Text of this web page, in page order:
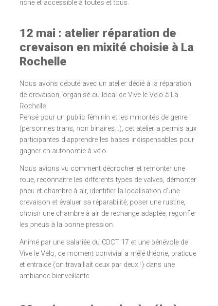
riche et accessible à toutes et tous.
12 mai : atelier réparation de
crevaison en mixité choisie à La
Rochelle
Nous avons débuté avec un atelier dédié à la réparation
de crevaison, organisé au local de Vive le Vélo à La
Rochelle.
Pensé pour un public féminin et les minorités de genre
(personnes trans, non binaires…), cet atelier a permis aux
participantes d’apprendre les bases indispensables pour
gagner en autonomie à vélo.
Nous avions vu comment décrocher et remonter une
roue, reconnaître les différents types de valves, démonter
pneu et chambre à air, identifier la localisation d’une
crevaison et évaluer sa réparabilité, poser une rustine,
choisir une chambre à air de rechange adaptée, regonfler
les pneus à la bonne pression.
Animé par une salariée du CDCT 17 et une bénévole de
Vive le Vélo, ce moment convivial a mêlé théorie, pratique
et entraide (on travaillait deux par deux !) dans une
ambiance bienveillante.